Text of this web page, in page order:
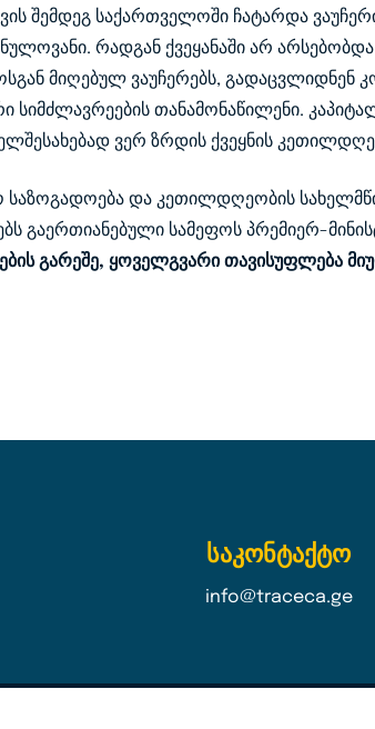
შემდეგ საქართველოში ჩატარდა
რადგან ქვეყანაში არ
მიღებულ ვაუჩერებს, გადაცვლიდნენ
სიმძლავრეების თანამონაწილენი.
ვერ ზრდის ქვეყნის
და კეთილდღეობის
გაერთიანებული სამეფოს პრემიერ-
გარეშე, ყოველგვარი თავისუფლება
საკონტაქტო
info@traceca.ge